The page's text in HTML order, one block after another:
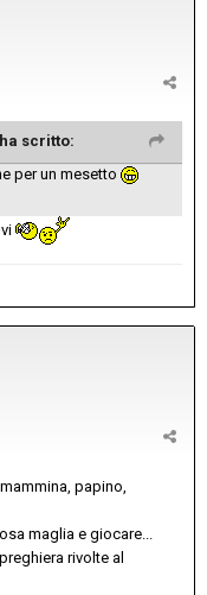
scritto:
per un mesetto
papino,
maglia e giocare...
rivolte al